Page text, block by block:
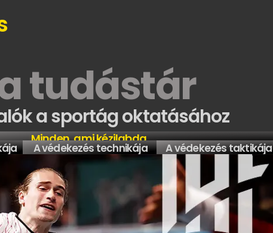
tudástár
a sportág oktatásához
Minden, ami kézilabda
A védekezés technikája A védekezés taktikája